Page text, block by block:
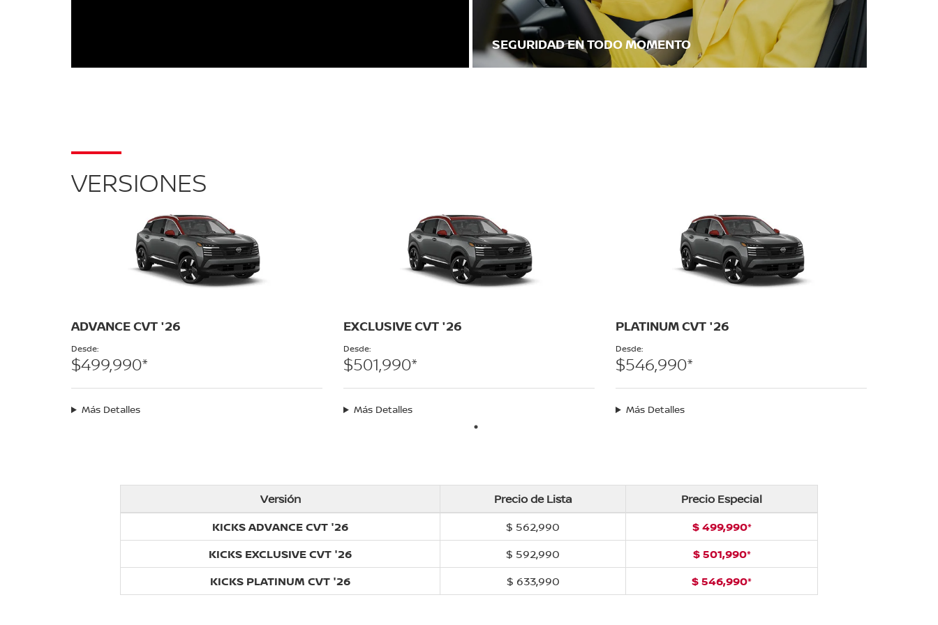
SEGURIDAD EN TODO MOMENTO
VERSIONES
ADVANCE CVT '26
Desde:
$499,990*
Más Detalles
EXCLUSIVE CVT '26
Desde:
$501,990*
Más Detalles
PLATINUM CVT '26
Desde:
$546,990*
Más Detalles
Versión Precio de Lista
Precio Especial
KICKS ADVANCE CVT '26
$ 562,990
$ 499,990*
KICKS EXCLUSIVE CVT '26
$ 592,990
$ 501,990*
KICKS PLATINUM CVT '26
$ 633,990 $ 546,990*